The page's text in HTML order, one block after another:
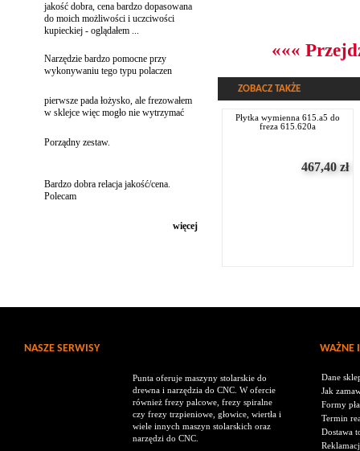
jakość dobra, cena bardzo dopasowana
do moich możliwości i uczciwości
kupieckiej - oglądałem ...
Narzędzie bardzo pomocne przy
wykonywaniu tego typu polaczen
pierwsze pada łożysko, ale frezowałem
w sklejce więc mogło nie wytrzymać
Porządny zestaw.
Bardzo dobra relacja jakość/cena.
Polecam
więcej
«««
ZOBACZ TAKŻE
płytka wymienna 615.a5 do
freza 615.620a
467,40 zł
NASZE SERWISY WAŻNE
Punta oferuje maszyny stolarskie do
drewna i narzędzia do CNC. W ofercie
również frezy palcowe, frezy spiralne
czy frezy trzpieniowe, głowice, wiertła i
wiele innych maszyn stolarskich oraz
narzędzi do CNC.
Dane
Jak
Formy
Termin
Dostawa